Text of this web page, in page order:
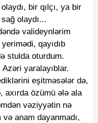
bir qılçı, ya bir
olaydı...
valideynlərim
qayıdıb
stulda oturdum.
Azəri yaralayıblar.
eşitməsələr də,
axırda özümü ələ ala
vəziyyətin nə
anam dayanmadı,